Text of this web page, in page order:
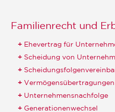
Familienrecht und
Ehevertrag für
Scheidung von
Vermögensübertragungen
Unternehmensnachfolge
Generationenwechsel